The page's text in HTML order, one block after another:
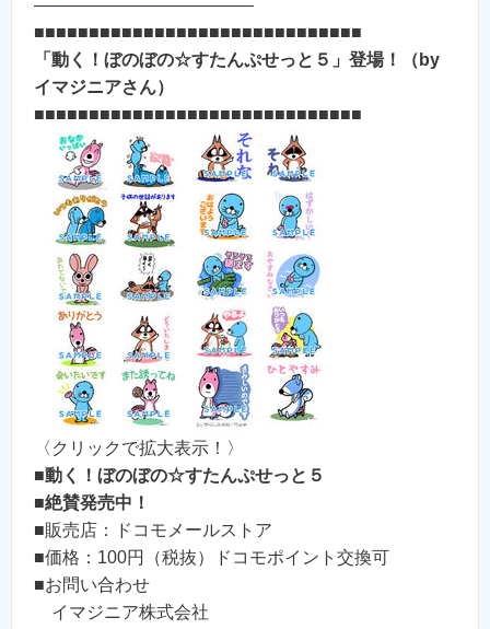
————————————–
■■■■■■■■■■■■■■■■■■■■■■■■■■■■■■
「動く！ぼのぼの☆すたんぷせっと５」登場！（by
イマジニアさん）
■■■■■■■■■■■■■■■■■■■■■■■■■■■■■■
〈クリックで拡大表示！〉
■動く！ぼのぼの☆すたんぷせっと５
■絶賛発売中！
■販売店：ドコモメールストア
■価格：100円（税抜）ドコモポイント交換可
■お問い合わせ
イマジニア株式会社